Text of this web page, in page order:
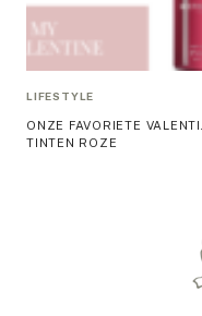
LIFESTYLE
ONZE FAVORIETE
TINTEN ROZE